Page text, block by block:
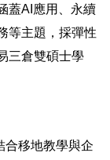
蓋AI應用、永續
等主題，採彈性
三倉雙碩士學
移地教學與企